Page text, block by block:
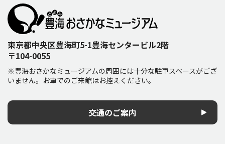
東京都中央区豊海町5-1豊海センタービル2階
〒104-0055
※豊海おさかなミュージアムの周囲には十分な駐車スペースがござ
いません。お車でのご来館はお控えください。
交通のご案内